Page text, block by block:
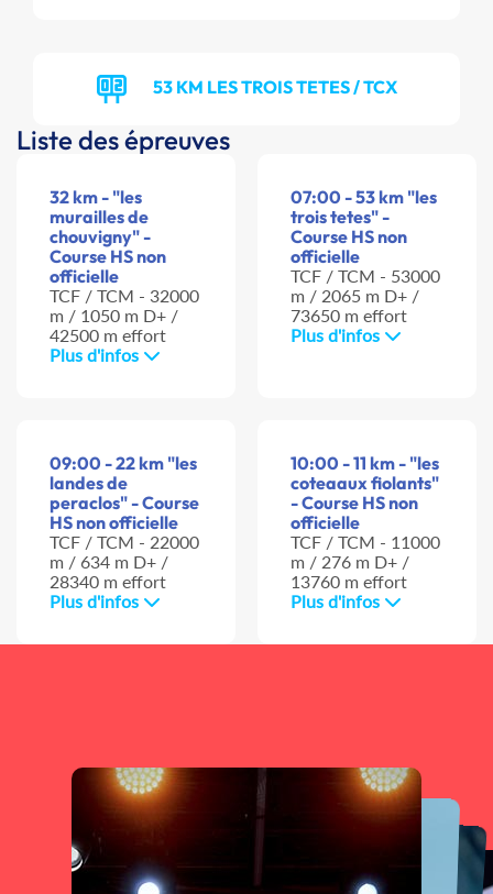
53 KM LES TROIS TETES / TCX
Liste des épreuves
32 km - "les
murailles de
chouvigny" -
Course HS non
officielle
TCF / TCM - 32000
m / 1050 m D+ /
42500 m effort
Plus d'infos
07:00 - 53 km "les
trois tetes" -
Course HS non
officielle
TCF / TCM - 53000
m / 2065 m D+ /
73650 m effort
Plus d'infos
09:00 - 22 km "les
landes de
peraclos" - Course
HS non officielle
TCF / TCM - 22000
m / 634 m D+ /
28340 m effort
Plus d'infos
10:00 - 11 km - "les
coteaaux fiolants"
- Course HS non
officielle
TCF / TCM - 11000
m / 276 m D+ /
13760 m effort
Plus d'infos